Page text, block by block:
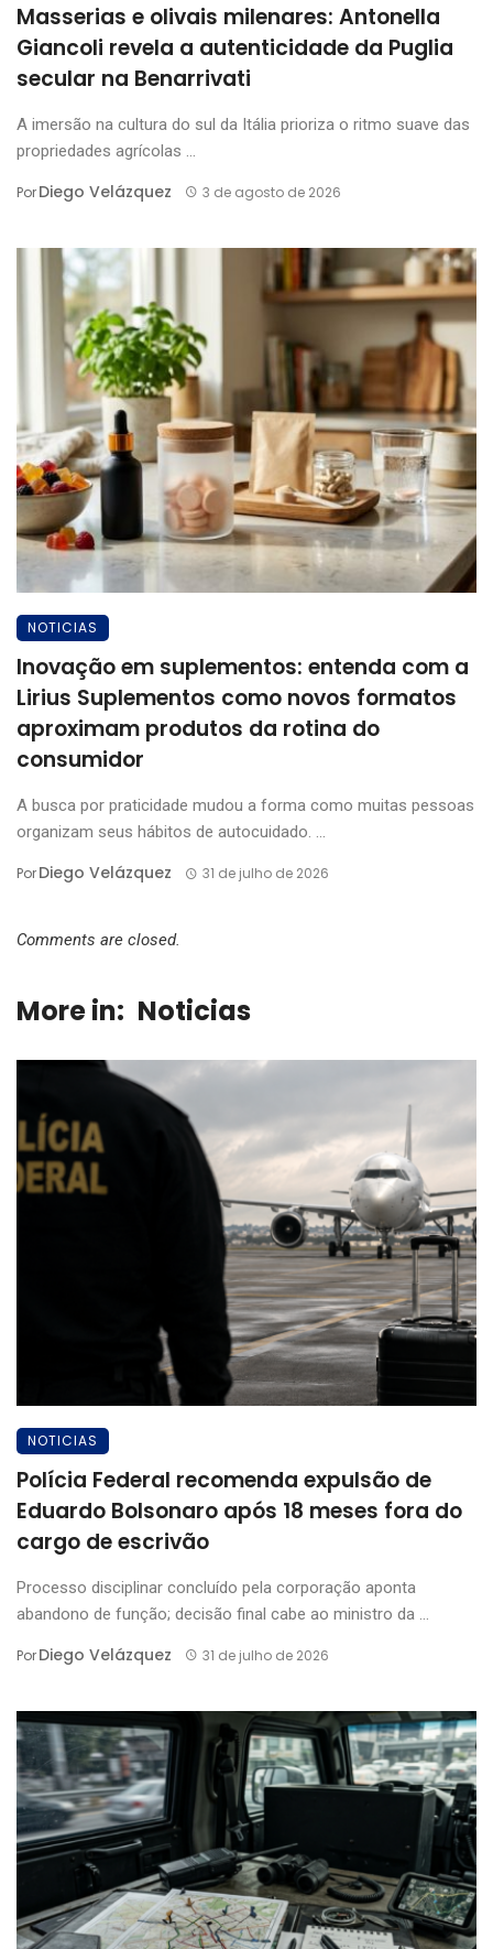
Masserias e olivais milenares: Antonella
Giancoli revela a autenticidade da Puglia
secular na Benarrivati
A imersão na cultura do sul da Itália prioriza o ritmo suave das
propriedades agrícolas ...
PorDiego Velázquez 3 de agosto de 2026
NOTICIAS
Inovação em suplementos: entenda com a
Lirius Suplementos como novos formatos
aproximam produtos da rotina do
consumidor
A busca por praticidade mudou a forma como muitas pessoas
organizam seus hábitos de autocuidado. ...
PorDiego Velázquez 31 de julho de 2026
Comments are closed.
More in: Noticias
NOTICIAS
Polícia Federal recomenda expulsão de
Eduardo Bolsonaro após 18 meses fora do
cargo de escrivão
Processo disciplinar concluído pela corporação aponta
abandono de função; decisão final cabe ao ministro da ...
PorDiego Velázquez 31 de julho de 2026